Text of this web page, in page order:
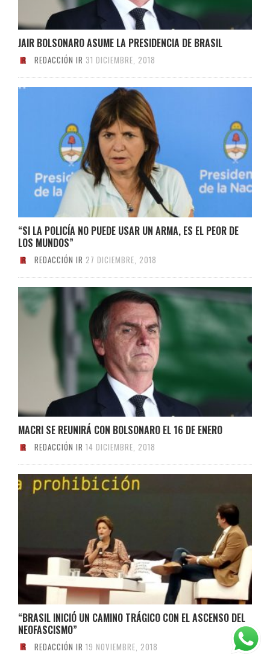
JAIR BOLSONARO ASUME LA PRESIDENCIA DE BRASIL
REDACCIÓN IR 31 DICIEMBRE, 2018
“SI LA POLICÍA NO PUEDE USAR UN ARMA, ES EL PEOR DE
LOS MUNDOS”
REDACCIÓN IR 27 DICIEMBRE, 2018
MACRI SE REUNIRÁ CON BOLSONARO EL 16 DE ENERO
REDACCIÓN IR 14 DICIEMBRE, 2018
“BRASIL INICIÓ UN CAMINO TRÁGICO CON EL ASCENSO DEL
NEOFASCISMO”
REDACCIÓN IR 19 NOVIEMBRE, 2018